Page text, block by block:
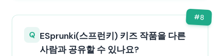
#8
Q ESprunki(스프런키) 키즈 작품을 다른
사람과 공유할 수 있나요?